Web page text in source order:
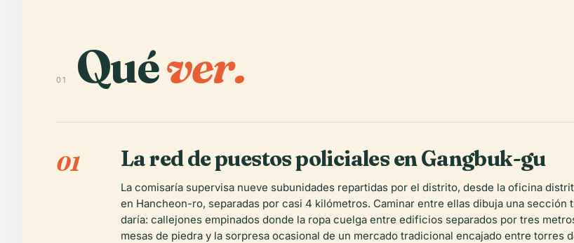
01 Quéver.
01 La red de puestos policiales en Gangbuk-gu
La comisaría supervisa nueve subunidades repartidas por el distrito, desde la oficina
en Hancheon-ro, separadas por casi 4 kilómetros. Caminar entre ellas dibuja una
daría: callejones empinados donde la ropa cuelga entre edificios separados por tres
mesas de piedra y la sorpresa ocasional de un mercado tradicional encajado entre torres